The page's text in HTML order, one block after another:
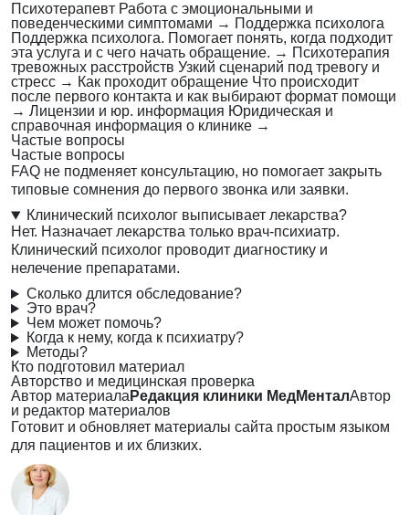
Психотерапевт Работа с эмоциональными и
поведенческими симптомами → Поддержка психолога
Поддержка психолога. Помогает понять, когда подходит
эта услуга и с чего начать обращение. → Психотерапия
тревожных расстройств Узкий сценарий под тревогу и
стресс → Как проходит обращение Что происходит
после первого контакта и как выбирают формат помощи
→ Лицензии и юр. информация Юридическая и
справочная информация о клинике →
Частые вопросы
Частые вопросы
FAQ не подменяет консультацию, но помогает закрыть
типовые сомнения до первого звонка или заявки.
Клинический психолог выписывает лекарства?
Нет. Назначает лекарства только врач-психиатр.
Клинический психолог проводит диагностику и
нелечение препаратами.
Сколько длится обследование?
Это врач?
Чем может помочь?
Когда к нему, когда к психиатру?
Методы?
Кто подготовил материал
Авторство и медицинская проверка
Автор материала Редакция клиники МедМенталАвтор
и редактор материалов
Готовит и обновляет материалы сайта простым языком
для пациентов и их близких.